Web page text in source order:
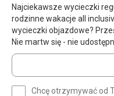
Najciekawsze wycieczki
rodzinne wakacje all
wycieczki objazdowe?
Nie martw się - nie
Wprowadź
swój
Chcę otrzymywać od